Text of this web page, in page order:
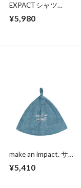
EXPACTシャツ
PARADE. THIS IS A
¥5,980
make an impact. サ
ウナハット
¥5,410